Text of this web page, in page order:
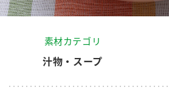
つゆ
スープ
Fibee（ファイビー）
カンタン酢
お酢ドリンク
ミツカングループについて
企業理念
ミツカンを知る
素材カテゴリ
汁物・スープ